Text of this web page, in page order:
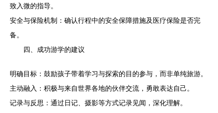
致入微的指导。
安全与保险机制：确认行程中的安全保障措施及医疗保险是否完
备。
四、成功游学的建议
明确目标：鼓励孩子带着学习与探索的目的参与，而非单纯旅游。
主动融入：积极与来自世界各地的伙伴交流，勇敢表达自己。
记录与反思：通过日记、摄影等方式记录见闻，深化理解。